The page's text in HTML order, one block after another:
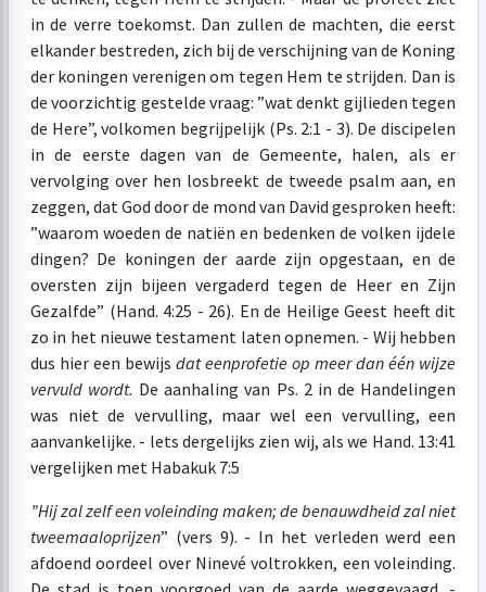
in de verre toekomst. Dan zullen de machten, die eerst
elkander bestreden, zich bij de verschijning van de Koning
der koningen verenigen om tegen Hem te strijden. Dan is
de voorzichtig gestelde vraag: ”wat denkt gijlieden tegen
de Here”, volkomen begrijpelijk (Ps. 2:1 - 3). De discipelen
in de eerste dagen van de Gemeente, halen, als er
vervolging over hen losbreekt de tweede psalm aan, en
zeggen, dat God door de mond van David gesproken heeft:
”waarom woeden de natiën en bedenken de volken ijdele
dingen? De koningen der aarde zijn opgestaan, en de
oversten zijn bijeen vergaderd tegen de Heer en Zijn
Gezalfde” (Hand. 4:25 - 26). En de Heilige Geest heeft dit
zo in het nieuwe testament laten opnemen. - Wij hebben
dus hier een bewijs dat eenprofetie op meer dan één wijze
vervuld wordt. De aanhaling van Ps. 2 in de Handelingen
was niet de vervulling, maar wel een vervulling, een
aanvankelijke. - lets dergelijks zien wij, als we Hand. 13:41
vergelijken met Habakuk 7:5
”Hij zal zelf een voleinding maken; de benauwdheid zal niet
tweemaaloprijzen” (vers 9). - In het verleden werd een
afdoend oordeel over Ninevé voltrokken, een voleinding.